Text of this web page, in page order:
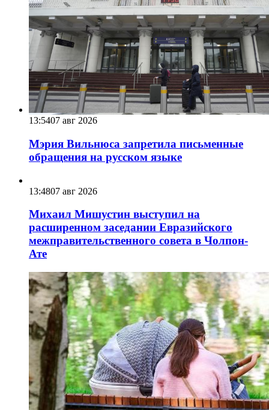
13:5407 авг 2026
Мэрия Вильнюса запретила письменные
обращения на русском языке
13:4807 авг 2026
Михаил Мишустин выступил на
расширенном заседании Евразийского
межправительственного совета в Чолпон-
Ате